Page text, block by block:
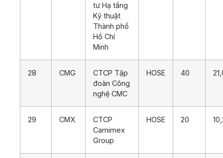
tư Hạ tầng
Kỹ thuật
Thành phố
Hồ Chí
Minh
28 CMG
CTCP Tập
đoàn Công
nghệ CMC
HOSE 40
29 CMX
CTCP
Camimex
Group
HOSE 20